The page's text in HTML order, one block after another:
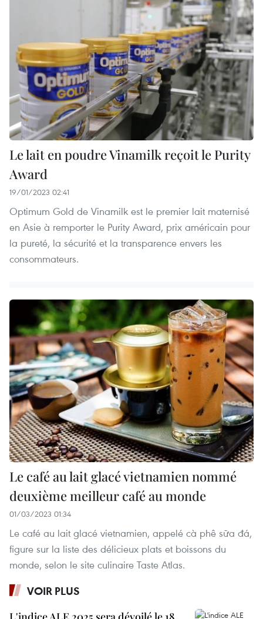
Le lait en poudre Vinamilk reçoit le Purity
Award
19/01/2023 02:41
Optimum Gold de Vinamilk est le premier lait maternisé
en Asie à remporter le Purity Award, prix américain pour
la pureté, la sécurité et la transparence envers les
consommateurs.
Le café au lait glacé vietnamien nommé
deuxième meilleur café au monde
01/03/2023 01:34
Le café au lait glacé vietnamien, appelé cà phê sữa đá,
figure sur la liste des délicieux plats et boissons du
monde, selon le site culinaire Taste Atlas.
VOIR PLUS